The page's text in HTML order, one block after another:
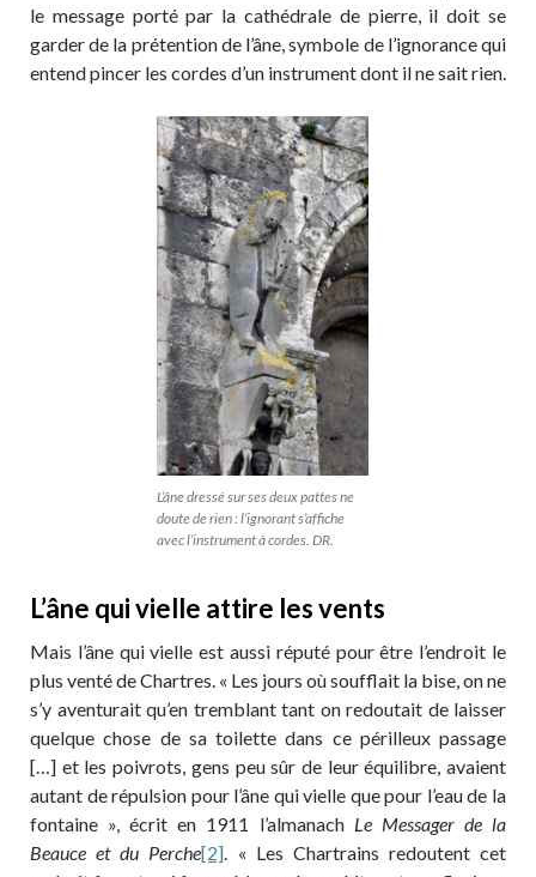
le message porté par la cathédrale de pierre, il doit se
garder de la prétention de l’âne, symbole de l’ignorance qui
entend pincer les cordes d’un instrument dont il ne sait rien.
L’âne dressé sur ses deux pattes ne
doute de rien : l’ignorant s’affiche
avec l’instrument à cordes. DR.
L’âne qui vielle attire les vents
Mais l’âne qui vielle est aussi réputé pour être l’endroit le
plus venté de Chartres. « Les jours où soufflait la bise, on ne
s’y aventurait qu’en tremblant tant on redoutait de laisser
quelque chose de sa toilette dans ce périlleux passage
[…] et les poivrots, gens peu sûr de leur équilibre, avaient
autant de répulsion pour l’âne qui vielle que pour l’eau de la
fontaine », écrit en 1911 l’almanach Le Messager de la
Beauce et du Perche[2]. « Les Chartrains redoutent cet